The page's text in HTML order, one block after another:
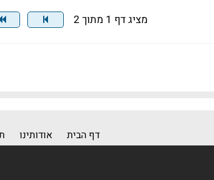
מציג דף 1 מתוך 2
דף הבית אודותינו